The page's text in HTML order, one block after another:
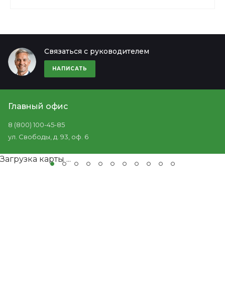
Связаться с руководителем
НАПИСАТЬ
Главный офис
8 (800) 100-45-85
ул. Свободы, д. 93, оф. 6
Загрузка карты ...